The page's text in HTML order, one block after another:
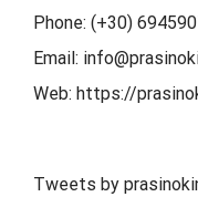
Phone: (+30)
Email:
Web: https://
Tweets by